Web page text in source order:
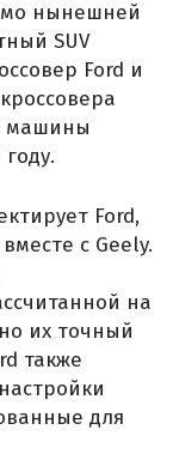
нынешней
SUV
Ford и
машины
Ford,
с Geely.
на
их точный
также
для